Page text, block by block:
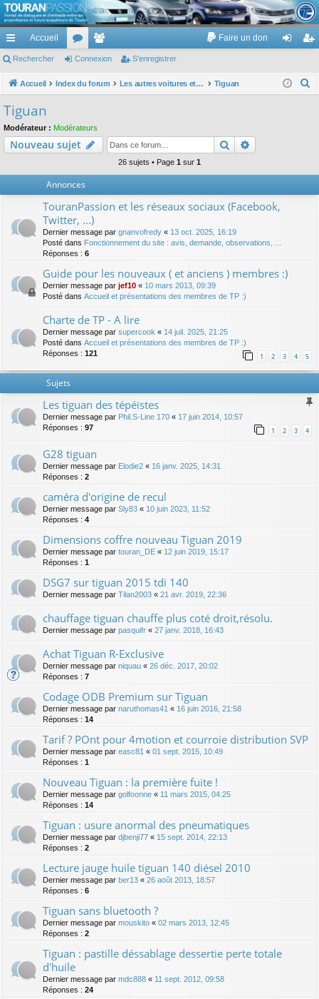
TouranPassion
Le forum des propriétaires ou futurs acquéreurs du Volkswagen Touran
cc
ès
pi
de
Accueil
or
u
e
m
Faire un don
ne nr
Rechercher Connexion S’enregistrer
Accueil Index du forum Les autres voitures et ce qui touche à la voiture Tiguan
c
Tiguan
Modérateur : Modérateurs
Nouveau sujet Rechercher
26 sujets • Page 1 sur 1
Annonces
TouranPassion et les réseaux sociaux (Facebook,
Twitter, ...)
Dernier message par gnanvofredy « 13 oct. 2025, 16:19
Posté dans Fonctionnement du site : avis, demande, observations, ...
Réponses : 6
Guide pour les nouveaux ( et anciens ) membres :)
Dernier message par jef10 « 10 mars 2013, 09:39
Posté dans Accueil et présentations des membres de TP :)
Charte de TP - A lire
Dernier message par supercook « 14 juil. 2025, 21:25
Posté dans Accueil et présentations des membres de TP :)
Réponses : 121 1 2 3 4 5
Sujets
Les tiguan des tépéïstes
Dernier message par Phil.S-Line 170 « 17 juin 2014, 10:57
Réponses : 97 1 2 3 4
G28 tiguan
Dernier message par Elodie2 « 16 janv. 2025, 14:31
Réponses : 2
caméra d'origine de recul
Dernier message par Sly83 « 10 juin 2023, 11:52
Réponses : 4
Dimensions coffre nouveau Tiguan 2019
Dernier message par touran_DE « 12 juin 2019, 15:17
Réponses : 1
DSG7 sur tiguan 2015 tdi 140
Dernier message par Tilan2003 « 21 avr. 2019, 22:36
chauffage tiguan chauffe plus coté droit,résolu.
Dernier message par pasquifr « 27 janv. 2018, 16:43
Achat Tiguan R-Exclusive
Dernier message par niquau « 26 déc. 2017, 20:02
Réponses : 7
Codage ODB Premium sur Tiguan
Dernier message par naruthomas41 « 16 juin 2016, 21:58
Réponses : 14
Tarif ? POnt pour 4motion et courroie distribution SVP
Dernier message par easc81 « 01 sept. 2015, 10:49
Réponses : 1
Nouveau Tiguan : la première fuite !
Dernier message par golfoonne « 11 mars 2015, 04:25
Réponses : 14
Tiguan : usure anormal des pneumatiques
Dernier message par djbenji77 « 15 sept. 2014, 22:13
Réponses : 2
Lecture jauge huile tiguan 140 diésel 2010
Dernier message par ber13 « 26 août 2013, 18:57
Réponses : 6
Tiguan sans bluetooth ?
Dernier message par mouskito « 02 mars 2013, 12:45
Réponses : 2
Tiguan : pastille déssablage dessertie perte totale
d'huile
Dernier message par mdc888 « 11 sept. 2012, 09:58
Réponses : 24